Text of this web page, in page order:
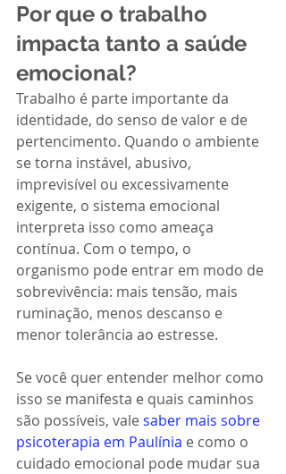
Por que o trabalho
impacta tanto a saúde
emocional?
Trabalho é parte importante da
identidade, do senso de valor e de
pertencimento. Quando o ambiente
se torna instável, abusivo,
imprevisível ou excessivamente
exigente, o sistema emocional
interpreta isso como ameaça
contínua. Com o tempo, o
organismo pode entrar em modo de
sobrevivência: mais tensão, mais
ruminação, menos descanso e
menor tolerância ao estresse.
Se você quer entender melhor como
isso se manifesta e quais caminhos
são possíveis, vale saber mais sobre
psicoterapia em Paulínia e como o
cuidado emocional pode mudar sua